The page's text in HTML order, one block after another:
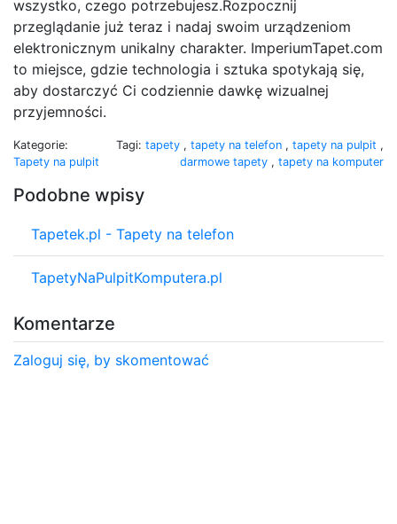
wszystko, czego potrzebujesz.Rozpocznij
przeglądanie już teraz i nadaj swoim urządzeniom
elektronicznym unikalny charakter. ImperiumTapet.com
to miejsce, gdzie technologia i sztuka spotykają się,
aby dostarczyć Ci codziennie dawkę wizualnej
przyjemności.
Kategorie:
Tapety na pulpit
Tagi: tapety , tapety na telefon , tapety na pulpit ,
darmowe tapety , tapety na komputer
Podobne wpisy
Tapetek.pl - Tapety na telefon
TapetyNaPulpitKomputera.pl
Komentarze
Zaloguj się, by skomentować